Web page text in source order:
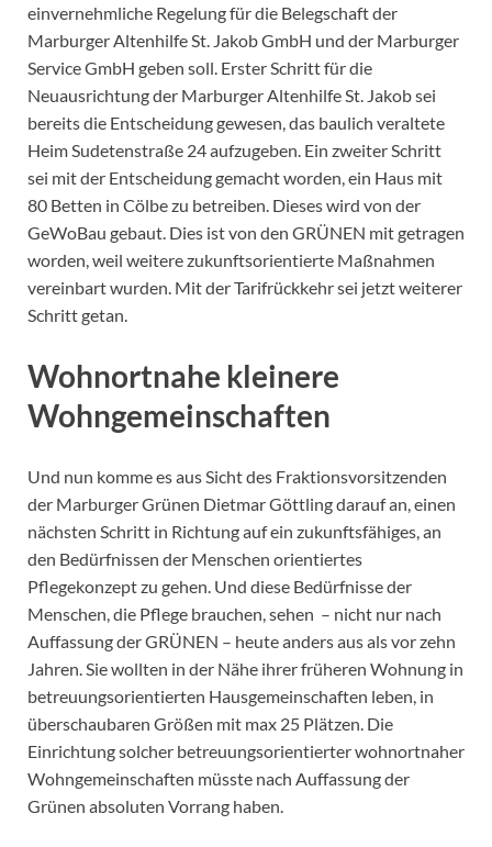
einvernehmliche Regelung für die Belegschaft der
Marburger Altenhilfe St. Jakob GmbH und der Marburger
Service GmbH geben soll. Erster Schritt für die
Neuausrichtung der Marburger Altenhilfe St. Jakob sei
bereits die Entscheidung gewesen, das baulich veraltete
Heim Sudetenstraße 24 aufzugeben. Ein zweiter Schritt
sei mit der Entscheidung gemacht worden, ein Haus mit
80 Betten in Cölbe zu betreiben. Dieses wird von der
GeWoBau gebaut. Dies ist von den GRÜNEN mit getragen
worden, weil weitere zukunftsorientierte Maßnahmen
vereinbart wurden. Mit der Tarifrückkehr sei jetzt weiterer
Schritt getan.
Wohnortnahe kleinere
Wohngemeinschaften
Und nun komme es aus Sicht des Fraktionsvorsitzenden
der Marburger Grünen Dietmar Göttling darauf an, einen
nächsten Schritt in Richtung auf ein zukunftsfähiges, an
den Bedürfnissen der Menschen orientiertes
Pflegekonzept zu gehen. Und diese Bedürfnisse der
Menschen, die Pflege brauchen, sehen – nicht nur nach
Auffassung der GRÜNEN – heute anders aus als vor zehn
Jahren. Sie wollten in der Nähe ihrer früheren Wohnung in
betreuungsorientierten Hausgemeinschaften leben, in
überschaubaren Größen mit max 25 Plätzen. Die
Einrichtung solcher betreuungsorientierter wohnortnaher
Wohngemeinschaften müsste nach Auffassung der
Grünen absoluten Vorrang haben.